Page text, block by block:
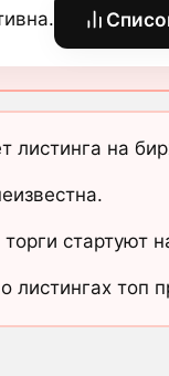
листинга на
стартуют
топ